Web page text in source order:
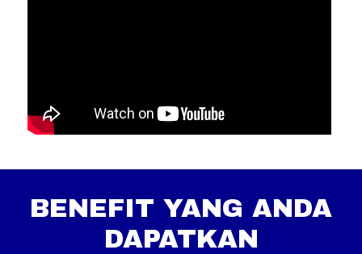
BENEFIT YANG ANDA
DAPATKAN